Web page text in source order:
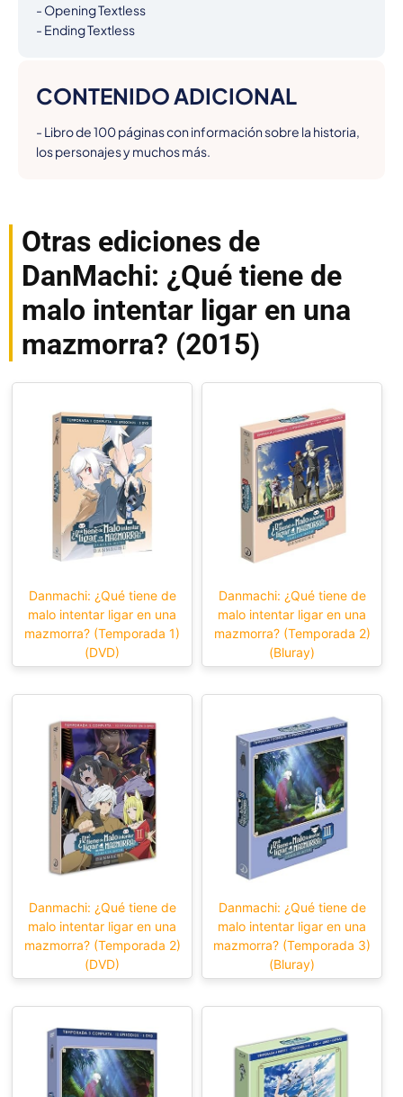
- Opening Textless
- Ending Textless
CONTENIDO ADICIONAL
- Libro de 100 páginas con información sobre la historia,
los personajes y muchos más.
Otras ediciones de
DanMachi: ¿Qué tiene de
malo intentar ligar en una
mazmorra? (2015)
Danmachi: ¿Qué tiene de
malo intentar ligar en una
mazmorra? (Temporada 1)
(DVD)
Danmachi: ¿Qué tiene de
malo intentar ligar en una
mazmorra? (Temporada 2)
(Bluray)
Danmachi: ¿Qué tiene de
malo intentar ligar en una
mazmorra? (Temporada 2)
(DVD)
Danmachi: ¿Qué tiene de
malo intentar ligar en una
mazmorra? (Temporada 3)
(Bluray)